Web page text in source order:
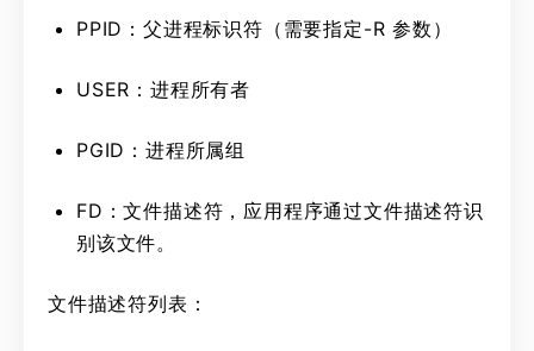
PPID：父进程标识符（需要指定-R 参数）
USER：进程所有者
PGID：进程所属组
FD：文件描述符，应用程序通过文件描述符识
别该文件。
文件描述符列表：